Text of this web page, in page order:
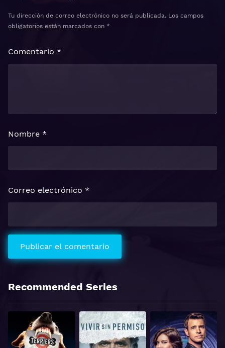
Tu dirección de correo electrónico no será publicada. Los campos
obligatorios están marcados con *
Comentario *
Nombre *
Correo electrónico *
Recommended Series